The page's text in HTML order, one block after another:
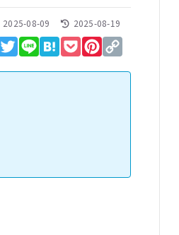
2025-08-09 2025-08-19
Facebook
Twitter
Line HatenaPocketPinterest